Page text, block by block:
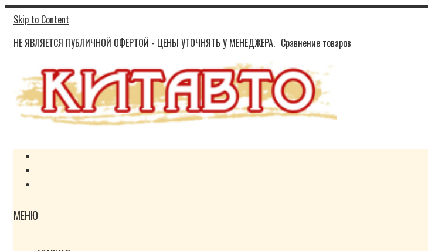
Skip to Content
НЕ ЯВЛЯЕТСЯ ПУБЛИЧНОЙ ОФЕРТОЙ - ЦЕНЫ УТОЧНЯТЬ У МЕНЕДЖЕРА. Сравнение товаров
МЕНЮ